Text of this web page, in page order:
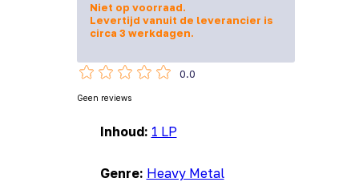
Inhoud: 1 LP
Genre: Heavy Metal
Niet op voorraad.
Levertijd vanuit de leverancier is
circa 3 werkdagen.
0.0
Geen reviews